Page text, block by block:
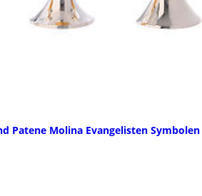
Patene Molina Evangelisten Symbolen